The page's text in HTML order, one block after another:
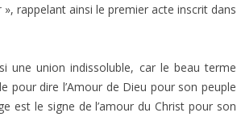
», rappelant ainsi le premier acte inscrit dans
une union indissoluble, car le beau terme
pour dire l’Amour de Dieu pour son peuple
est le signe de l’amour du Christ pour son